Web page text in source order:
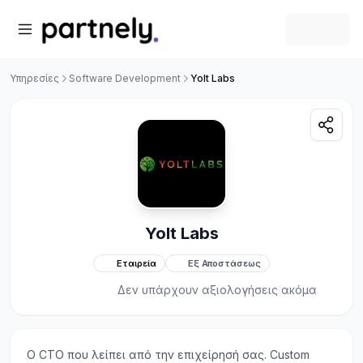
Υπηρεσίες Software Development Yolt Labs
Yolt Labs
Εταιρεία Εξ Αποστάσεως
Δεν υπάρχουν αξιολογήσεις ακόμα
Ο CTO που λείπει από την επιχείρησή σας. Custom